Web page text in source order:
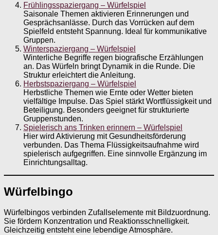
Frühlingsspaziergang – Würfelspiel
Saisonale Themen aktivieren Erinnerungen und
Gesprächsanlässe. Durch das Vorrücken auf dem
Spielfeld entsteht Spannung. Ideal für kommunikative
Gruppen.
Winterspaziergang – Würfelspiel
Winterliche Begriffe regen biografische Erzählungen
an. Das Würfeln bringt Dynamik in die Runde. Die
Struktur erleichtert die Anleitung.
Herbstspaziergang – Würfelspiel
Herbstliche Themen wie Ernte oder Wetter bieten
vielfältige Impulse. Das Spiel stärkt Wortflüssigkeit und
Beteiligung. Besonders geeignet für strukturierte
Gruppenstunden.
Spielerisch ans Trinken erinnern – Würfelspiel
Hier wird Aktivierung mit Gesundheitsförderung
verbunden. Das Thema Flüssigkeitsaufnahme wird
spielerisch aufgegriffen. Eine sinnvolle Ergänzung im
Einrichtungsalltag.
Würfelbingo
Würfelbingos verbinden Zufallselemente mit Bildzuordnung.
Sie fördern Konzentration und Reaktionsschnelligkeit.
Gleichzeitig entsteht eine lebendige Atmosphäre.